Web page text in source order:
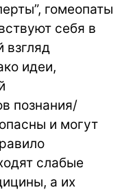
гомеопаты
себя в
взгляд
идеи,
познания/
и могут
слабые
а их